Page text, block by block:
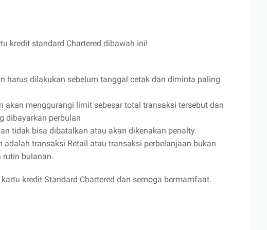
kredit standard Chartered dibawah ini!
harus dilakukan sebelum tanggal cetak dan diminta paling
menggurangi limit sebesar total transaksi tersebut dan
dibayarkan perbulan
tidak bisa dibatalkan atau akan dikenakan penalty.
transaksi Retail atau transaksi perbelanjaan bukan
rutin bulanan.
kredit Standard Chartered dan semoga bermamfaat.